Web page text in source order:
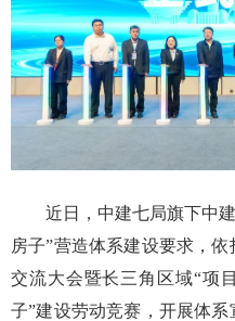
近日，中建七局旗下中建
房子”营造体系建设要求，
交流大会暨长三角区域“项
子”建设劳动竞赛，开展体